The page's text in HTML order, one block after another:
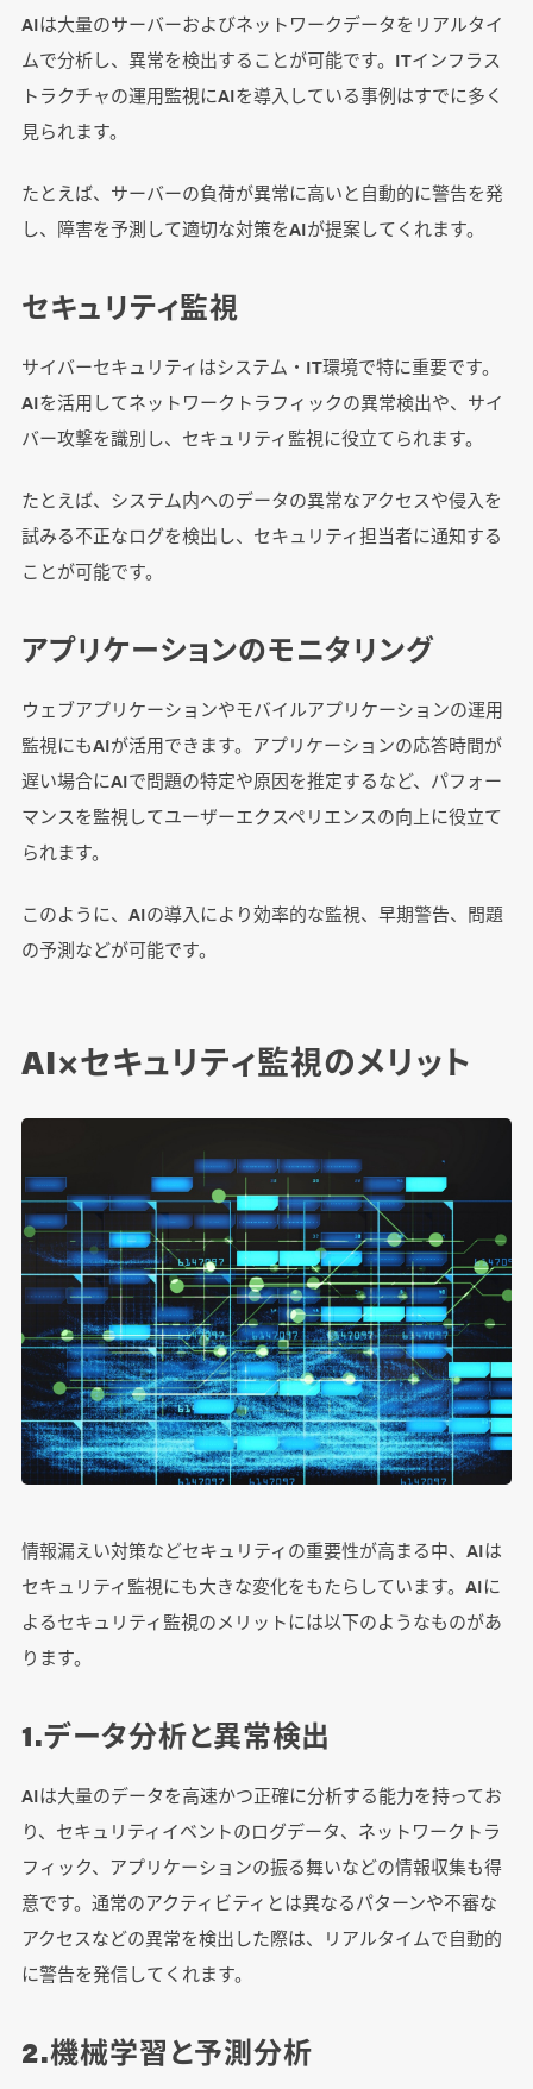
AIは大量のサーバーおよびネットワークデータをリアルタイ
ムで分析し、異常を検出することが可能です。ITインフラス
トラクチャの運用監視にAIを導入している事例はすでに多く
見られます。
たとえば、サーバーの負荷が異常に高いと自動的に警告を発
し、障害を予測して適切な対策をAIが提案してくれます。
セキュリティ監視
サイバーセキュリティはシステム・IT環境で特に重要です。
AIを活用してネットワークトラフィックの異常検出や、サイ
バー攻撃を識別し、セキュリティ監視に役立てられます。
たとえば、システム内へのデータの異常なアクセスや侵入を
試みる不正なログを検出し、セキュリティ担当者に通知する
ことが可能です。
アプリケーションのモニタリング
ウェブアプリケーションやモバイルアプリケーションの運用
監視にもAIが活用できます。アプリケーションの応答時間が
遅い場合にAIで問題の特定や原因を推定するなど、パフォー
マンスを監視してユーザーエクスペリエンスの向上に役立て
られます。
このように、AIの導入により効率的な監視、早期警告、問題
の予測などが可能です。
AI×セキュリティ監視のメリット
情報漏えい対策などセキュリティの重要性が高まる中、AIは
セキュリティ監視にも大きな変化をもたらしています。AIに
よるセキュリティ監視のメリットには以下のようなものがあ
ります。
1.データ分析と異常検出
AIは大量のデータを高速かつ正確に分析する能力を持ってお
り、セキュリティイベントのログデータ、ネットワークトラ
フィック、アプリケーションの振る舞いなどの情報収集も得
意です。通常のアクティビティとは異なるパターンや不審な
アクセスなどの異常を検出した際は、リアルタイムで自動的
に警告を発信してくれます。
2.機械学習と予測分析